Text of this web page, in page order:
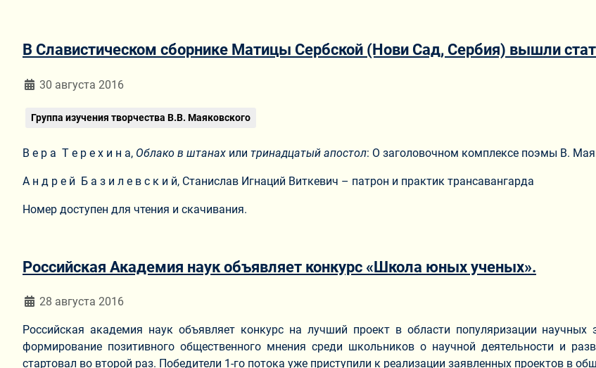
В Славистическом сборнике Матицы Сербской (Нови Сад, Сербия) вышли
Информация о материале
30 августа 2016
Группа изучения творчества В.В. Маяковского
В е р а Т е р е х и н а, Облако в штанах или тринадцатый апостол: О заголовочном комплексе поэмы В.
А н д р е й Б а з и л е в с к и й, Станислав Игнаций Виткевич – патрон и практик трансавангарда
Номер доступен для чтения и скачивания.
Российская Академия наук объявляет конкурс «Школа юных ученых».
Информация о материале
28 августа 2016
Российская академия наук объявляет конкурс на лучший проект в области популяризации
формирование позитивного общественного мнения среди школьников о научной деятельности и
стартовал во второй раз. Победители 1-го потока уже приступили к реализации заявленных проектов в